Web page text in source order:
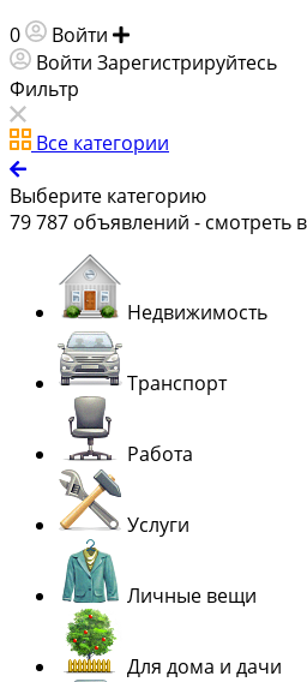
0 Войти
Войти Зарегистрируйтесь
Фильтр
Все категории
Выберите категорию
79 787 объявлений - смотреть
Недвижимость
Транспорт
Работа
Услуги
Личные вещи
Для дома и дачи